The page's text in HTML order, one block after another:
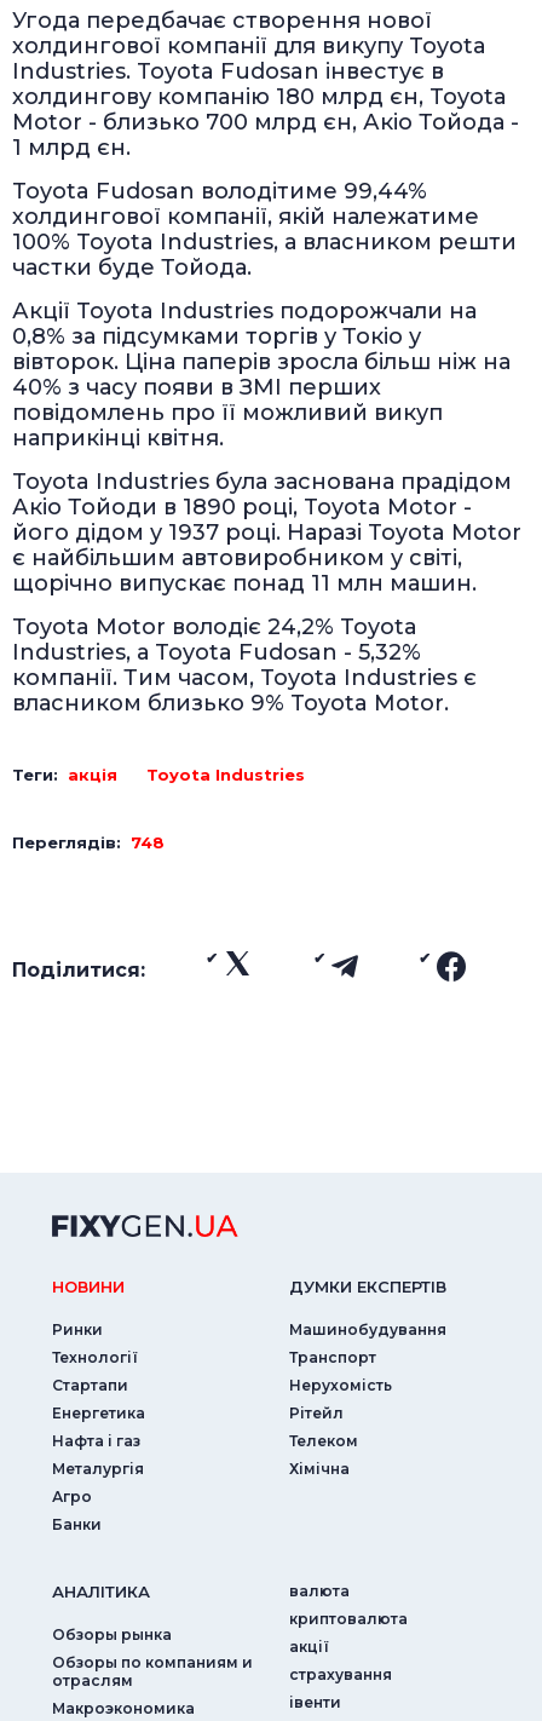
Угода передбачає створення нової
холдингової компанії для викупу Toyota
Industries. Toyota Fudosan інвестує в
холдингову компанію 180 млрд єн, Toyota
Motor - близько 700 млрд єн, Акіо Тойода -
1 млрд єн.
Toyota Fudosan володітиме 99,44%
холдингової компанії, якій належатиме
100% Toyota Industries, а власником решти
частки буде Тойода.
Акції Toyota Industries подорожчали на
0,8% за підсумками торгів у Токіо у
вівторок. Ціна паперів зросла більш ніж на
40% з часу появи в ЗМІ перших
повідомлень про її можливий викуп
наприкінці квітня.
Toyota Industries була заснована прадідом
Акіо Тойоди в 1890 році, Toyota Motor -
його дідом у 1937 році. Наразі Toyota Motor
є найбільшим автовиробником у світі,
щорічно випускає понад 11 млн машин.
Toyota Motor володіє 24,2% Toyota
Industries, а Toyota Fudosan - 5,32%
компанії. Тим часом, Toyota Industries є
власником близько 9% Toyota Motor.
Теги: акція Toyota Industries
Переглядів: 748
Поділитися:
НОВИНИ
Ринки
Технології
Стартапи
Енергетика
Нафта і газ
Металургія
Агро
Банки
ДУМКИ ЕКСПЕРТIВ
Машинобудування
Транспорт
Нерухомість
Рітейл
Телеком
Хімічна
АНАЛIТИКА
Обзоры рынка
Обзоры по компаниям и
отраслям
Макроэкономика
валюта
криптовалюта
акції
страхування
iвенти